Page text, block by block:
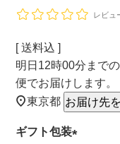
レビュ
送料込
明日 12時00分 まで
便でお届けします。
東京都 お届け先
ギフト包装